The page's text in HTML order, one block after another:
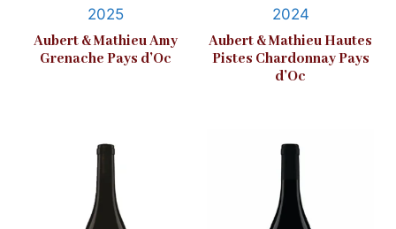
2025
Aubert & Mathieu Amy
Grenache Pays d’Oc
2024
Aubert & Mathieu Hautes
Pistes Chardonnay Pays
d’Oc